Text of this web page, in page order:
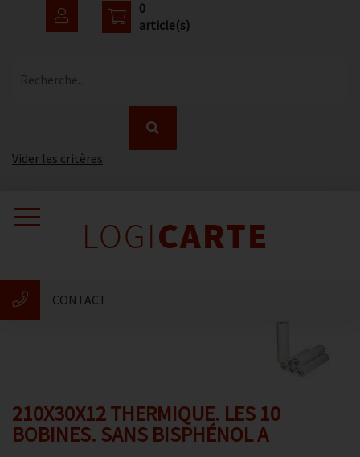
0
article(s)
Recherche...
Vider les critères
CONTACT
Catalogue
Contact
210X30X12 THERMIQUE. LES 10
BOBINES. SANS BISPHÉNOL A